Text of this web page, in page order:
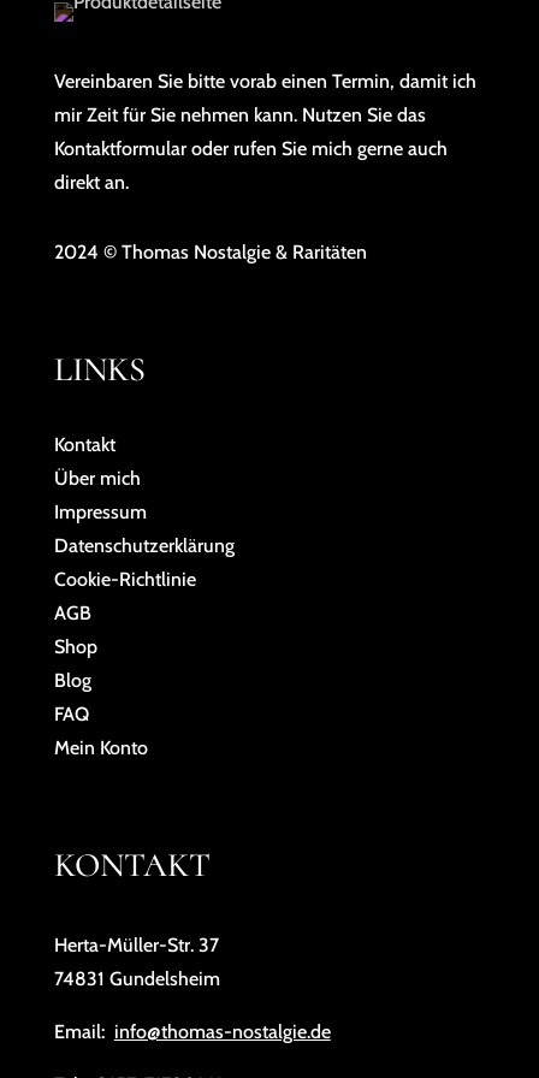
Vereinbaren Sie bitte vorab einen Termin, damit ich
mir Zeit für Sie nehmen kann. Nutzen Sie das
Kontaktformular oder rufen Sie mich gerne auch
direkt an.
2024 © Thomas Nostalgie & Raritäten
LINKS
Kontakt
Über mich
Impressum
Da­ten­schutz­er­klä­rung
Cookie-Richtlinie
AGB
Shop
Blog
FAQ
Mein Konto
KONTAKT
Herta-Müller-Str. 37
74831 Gundelsheim
Email: info@thomas-nostalgie.de